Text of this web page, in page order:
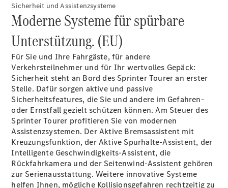
Alle
eSprinter
eSprinter
Kastenwagen
Elektrisch
eSprinter
Fahrgestell
Elektrisch
Konfigurator
Mercedes-
Benz Store
eVito
Sicherheit und Assistenzsysteme
Moderne Systeme für spürbare
Unterstützung. (EU)
Für Sie und Ihre Fahrgäste, für andere
Verkehrsteilnehmer und für Ihr wertvolles Gepäck:
Sicherheit steht an Bord des Sprinter Tourer an erster
Stelle. Dafür sorgen aktive und passive
Sicherheitsfeatures, die Sie und andere im Gefahren-
oder Ernstfall gezielt schützen können. Am Steuer des
Sprinter Tourer profitieren Sie von modernen
Assistenzsystemen. Der Aktive Bremsassistent mit
Kreuzungsfunktion, der Aktive Spurhalte-Assistent, der
Intelligente Geschwindigkeits-Assistent, die
Rückfahrkamera und der Seitenwind-Assistent gehören
zur Serienausstattung. Weitere innovative Systeme
helfen Ihnen, mögliche Kollisionsgefahren rechtzeitig zu